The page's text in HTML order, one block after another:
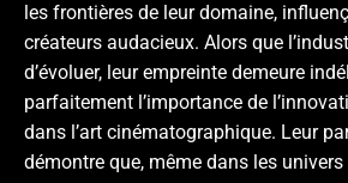
les frontières de leur domaine,
créateurs audacieux. Alors que
d’évoluer, leur empreinte demeure
parfaitement l’importance de
dans l’art cinématographique. Leur
démontre que, même dans les